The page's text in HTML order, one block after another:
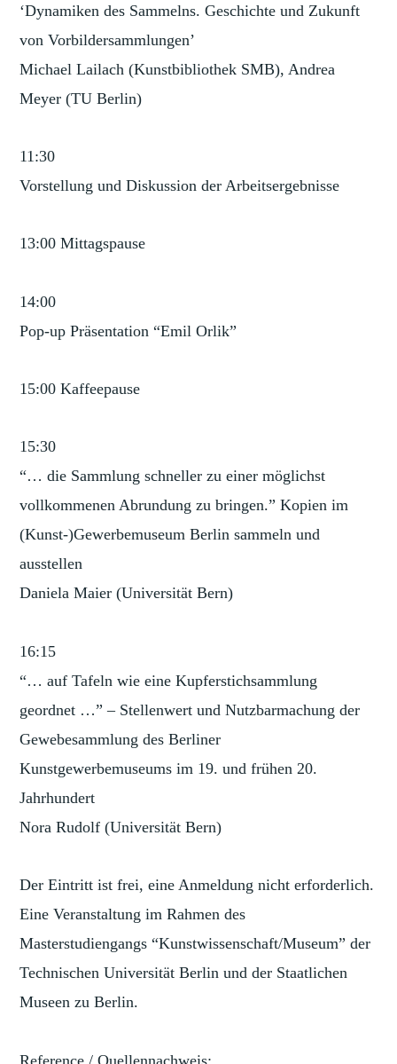
‘Dynamiken des Sammelns. Geschichte und Zukunft
von Vorbildersammlungen’
Michael Lailach (Kunstbibliothek SMB), Andrea
Meyer (TU Berlin)
11:30
Vorstellung und Diskussion der Arbeitsergebnisse
13:00 Mittagspause
14:00
Pop-up Präsentation “Emil Orlik”
15:00 Kaffeepause
15:30
“… die Sammlung schneller zu einer möglichst
vollkommenen Abrundung zu bringen.” Kopien im
(Kunst-)Gewerbemuseum Berlin sammeln und
ausstellen
Daniela Maier (Universität Bern)
16:15
“… auf Tafeln wie eine Kupferstichsammlung
geordnet …” – Stellenwert und Nutzbarmachung der
Gewebesammlung des Berliner
Kunstgewerbemuseums im 19. und frühen 20.
Jahrhundert
Nora Rudolf (Universität Bern)
Der Eintritt ist frei, eine Anmeldung nicht erforderlich.
Eine Veranstaltung im Rahmen des
Masterstudiengangs “Kunstwissenschaft/Museum” der
Technischen Universität Berlin und der Staatlichen
Museen zu Berlin.
Reference / Quellennachweis: